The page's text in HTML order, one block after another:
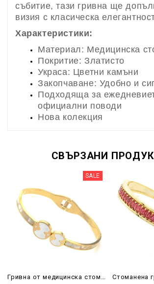
събитие, тази гривна ще
визия с класическа
Характеристики:
Материал: Медицинска
Покритие: Златисто
Украса: Цветни камъни
Закопчаване: Удобно и
Подходяща за
официални поводи
Нова колекция
СВЪРЗАНИ
SALE